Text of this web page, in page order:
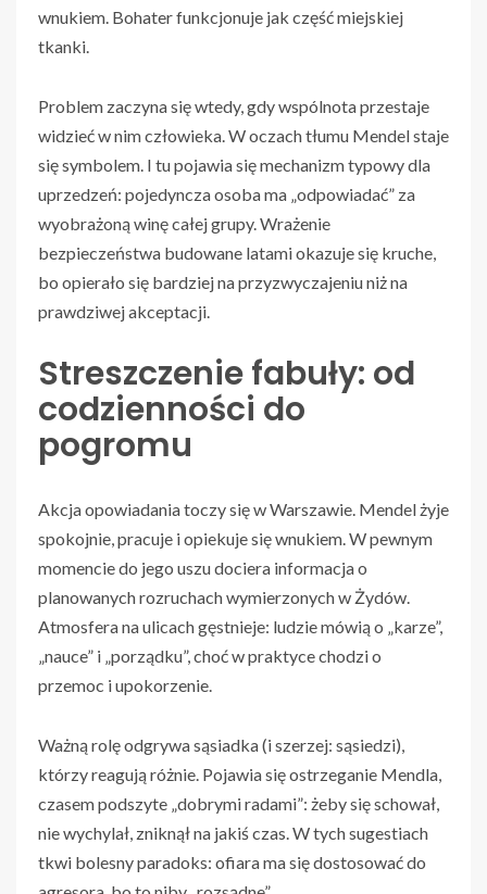
wnukiem. Bohater funkcjonuje jak część miejskiej
tkanki.
Problem zaczyna się wtedy, gdy wspólnota przestaje
widzieć w nim człowieka. W oczach tłumu Mendel staje
się symbolem. I tu pojawia się mechanizm typowy dla
uprzedzeń: pojedyncza osoba ma „odpowiadać” za
wyobrażoną winę całej grupy. Wrażenie
bezpieczeństwa budowane latami okazuje się kruche,
bo opierało się bardziej na przyzwyczajeniu niż na
prawdziwej akceptacji.
Streszczenie fabuły: od
codzienności do
pogromu
Akcja opowiadania toczy się w Warszawie. Mendel żyje
spokojnie, pracuje i opiekuje się wnukiem. W pewnym
momencie do jego uszu dociera informacja o
planowanych rozruchach wymierzonych w Żydów.
Atmosfera na ulicach gęstnieje: ludzie mówią o „karze”,
„nauce” i „porządku”, choć w praktyce chodzi o
przemoc i upokorzenie.
Ważną rolę odgrywa sąsiadka (i szerzej: sąsiedzi),
którzy reagują różnie. Pojawia się ostrzeganie Mendla,
czasem podszyte „dobrymi radami”: żeby się schował,
nie wychylał, zniknął na jakiś czas. W tych sugestiach
tkwi bolesny paradoks: ofiara ma się dostosować do